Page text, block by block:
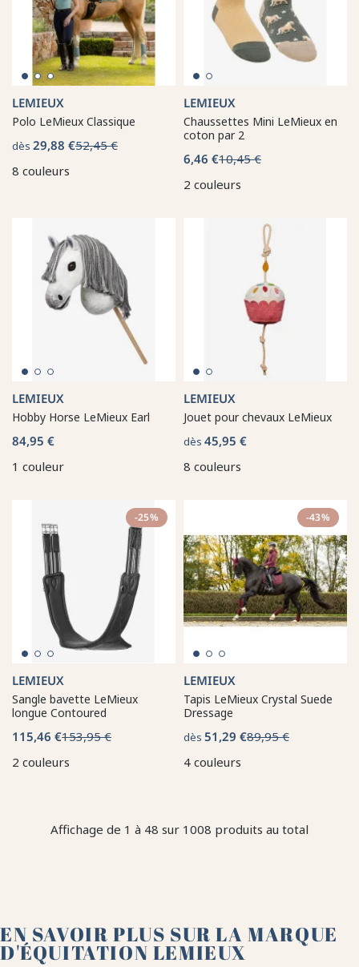
LEMIEUX
Polo LeMieux Classique
dès 29,88 €52,45 €
8 couleurs
LEMIEUX
Chaussettes Mini LeMieux en
coton par 2
6,46 €10,45 €
2 couleurs
LEMIEUX
Hobby Horse LeMieux Earl
84,95 €
1 couleur
LEMIEUX
Jouet pour chevaux LeMieux
dès 45,95 €
8 couleurs
-25%
LEMIEUX
Sangle bavette LeMieux
longue Contoured
115,46 €153,95 €
2 couleurs
-43%
LEMIEUX
Tapis LeMieux Crystal Suede
Dressage
dès 51,29 €89,95 €
4 couleurs
Affichage de 1 à 48 sur 1008 produits au total
EN SAVOIR PLUS SUR LA MARQUE
D'ÉQUITATION LEMIEUX